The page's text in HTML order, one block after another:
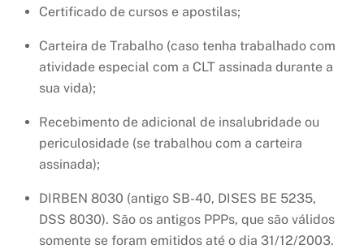
Certificado de cursos e apostilas;
Carteira de Trabalho (caso tenha trabalhado com
atividade especial com a CLT assinada durante a
sua vida);
Recebimento de adicional de insalubridade ou
periculosidade (se trabalhou com a carteira
assinada);
DIRBEN 8030 (antigo SB-40, DISES BE 5235,
DSS 8030). São os antigos PPPs, que são válidos
somente se foram emitidos até o dia 31/12/2003.